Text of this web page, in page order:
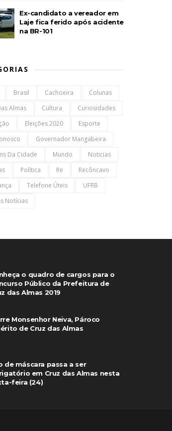
Ex-candidato a vereador em
Laje fica ferido após acidente
na BR-101
Brasil Cachoeira
Colunas
Almas
Cultura
Curiosidades
Eleições 2020
Esporte
Governador Mangabeira
Da Cidade
Mundo
Noticias
Política Re
Recôncavo
Telefone Úteis
UFRB
Notícias
o quadro de cargos para o
Público da Prefeitura de
das Almas 2019
Monsenhor Neiva, Pároco
de Cruz das Almas
de máscara passa a ser
em Cruz das Almas nesta
feira (24)